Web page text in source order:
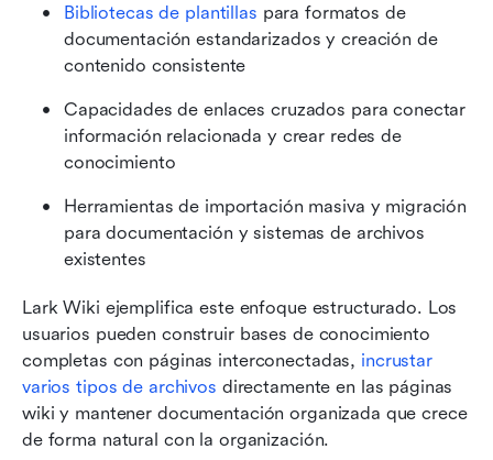
Bibliotecas de plantillas para formatos de
documentación estandarizados y creación de
contenido consistente
Capacidades de enlaces cruzados para conectar
información relacionada y crear redes de
conocimiento
Herramientas de importación masiva y migración
para documentación y sistemas de archivos
existentes
Lark Wiki ejemplifica este enfoque estructurado. Los
usuarios pueden construir bases de conocimiento
completas con páginas interconectadas, incrustar
varios tipos de archivos directamente en las páginas
wiki y mantener documentación organizada que crece
de forma natural con la organización.